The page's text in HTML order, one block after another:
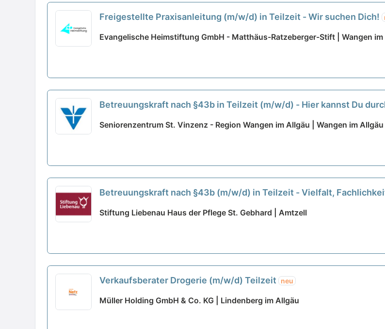
Freigestellte Praxisanleitung (m/w/d) in Teilzeit - Wir suchen Dich!
Evangelische Heimstiftung GmbH - Matthäus-Ratzeberger-Stift | Wangen im
Betreuungskraft nach §43b in Teilzeit (m/w/d) - Hier kannst Du
Seniorenzentrum St. Vinzenz - Region Wangen im Allgäu | Wangen im Allgäu
Betreuungskraft nach §43b (m/w/d) in Teilzeit - Vielfalt,
Stiftung Liebenau Haus der Pflege St. Gebhard | Amtzell
Verkaufsberater Drogerie (m/w/d) Teilzeit neu
Müller Holding GmbH & Co. KG | Lindenberg im Allgäu